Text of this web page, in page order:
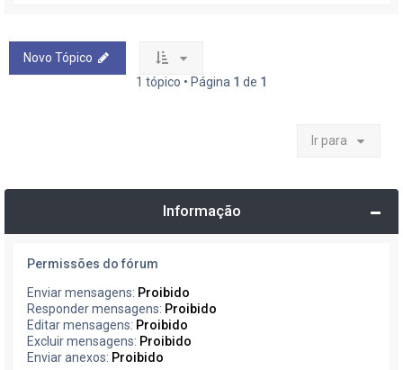
Novo Tópico
1 tópico • Página 1 de 1
Ir para
Informação
Permissões do fórum
Enviar mensagens: Proibido
Responder mensagens: Proibido
Editar mensagens: Proibido
Excluir mensagens: Proibido
Enviar anexos: Proibido